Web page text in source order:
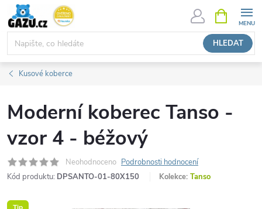
Přejít
obsah
HLEDAT
NÁKUPNÍ
KOŠÍK
Kusové koberce
Moderní koberec Tanso -
vzor 4 - béžový
Neohodnoceno Podrobnosti hodnocení
Kód produktu: DPSANTO-01-80X150 Kolekce: Tanso